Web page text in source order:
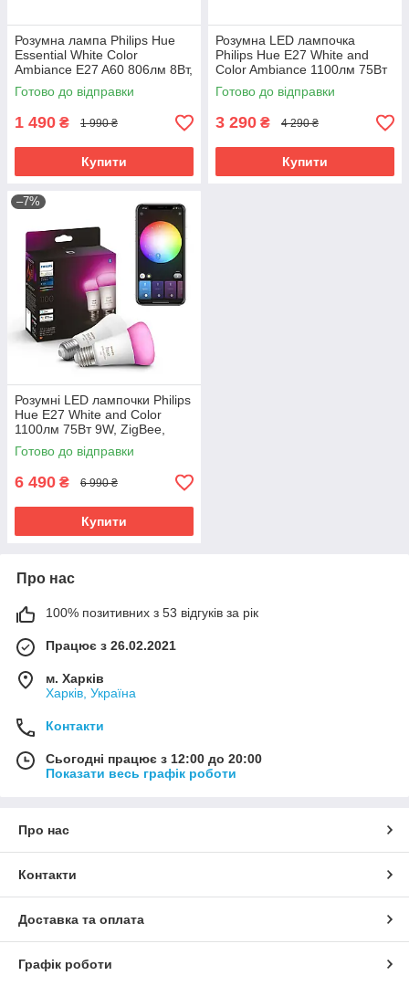
Розумна лампа Philips Hue
Essential White Color
Ambiance E27 A60 806лм 8Вт,
Bluetooth, Zigbee, 1 шт.
Готово до відправки
1 490 ₴ 1 990 ₴
Купити
Розумна LED лампочка
Philips Hue E27 White and
Color Ambiance 1100лм 75Вт
9W, ZigBee, Bluetooth, Apple
HomeKit
Готово до відправки
3 290 ₴ 4 290 ₴
Купити
–7%
Розумні LED лампочки Philips
Hue E27 White and Color
1100лм 75Вт 9W, ZigBee,
Bluetooth, Apple HomeKit, 2шт.
Готово до відправки
6 490 ₴ 6 990 ₴
Купити
Про нас
100% позитивних з 53 відгуків за рік
Працює з 26.02.2021
м. Харків
Харків, Україна
Контакти
Сьогодні працює з 12:00 до 20:00
Показати весь графік роботи
Про нас
Контакти
Доставка та оплата
Графік роботи